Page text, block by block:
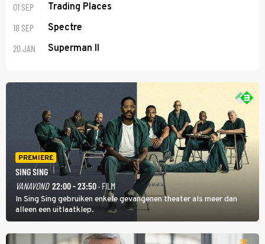
01 SEP Trading Places
18 SEP Spectre
20 JAN Superman II
PREMIERE
SING SING
VANAVOND 22:00 - 23:50· FILM
In Sing Sing gebruiken enkele gevangenen theater als meer dan
alleen een uitlaatklep.